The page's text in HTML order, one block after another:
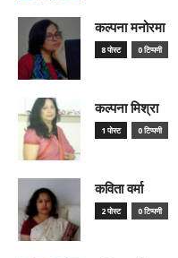
कल्पना मनोरमा
8 पोस्ट 0 टिप्पणी
कल्पना मिश्रा
1 पोस्ट 0 टिप्पणी
कविता वर्मा
2 पोस्ट 0 टिप्पणी